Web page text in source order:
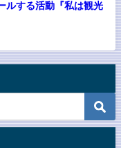
ルする活動『私は観光